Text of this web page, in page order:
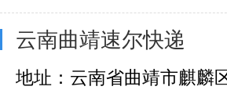
云南曲靖速尔快递
地址：云南省曲靖市麒麟